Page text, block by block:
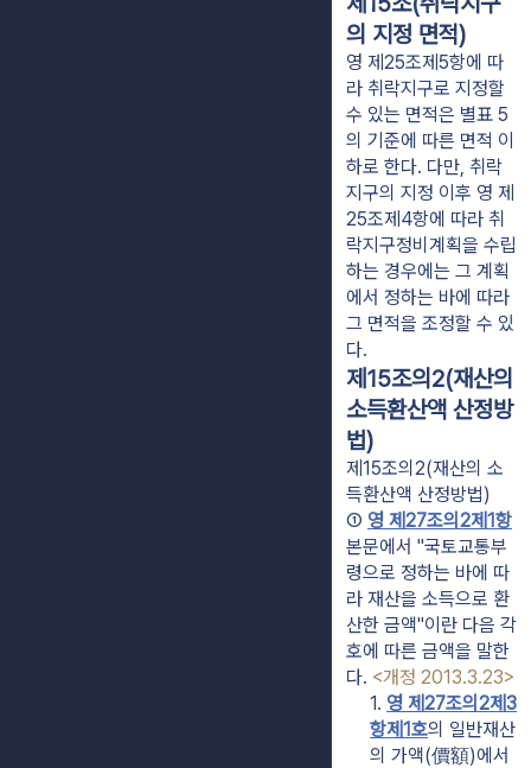
의 지정 면적)
영 제25조제5항에 따
라 취락지구로 지정할
수 있는 면적은 별표 5
의 기준에 따른 면적 이
하로 한다. 다만, 취락
지구의 지정 이후 영 제
25조제4항에 따라 취
락지구정비계획을 수립
하는 경우에는 그 계획
에서 정하는 바에 따라
그 면적을 조정할 수 있
다.
제15조의2(재산의
소득환산액 산정방
법)
제15조의2(재산의 소
득환산액 산정방법)
① 영 제27조의2제1항
본문에서 "국토교통부
령으로 정하는 바에 따
라 재산을 소득으로 환
산한 금액"이란 다음 각
호에 따른 금액을 말한
다. <개정 2013.3.23>
1. 영 제27조의2제3
항제1호의 일반재산
의 가액(價額)에서